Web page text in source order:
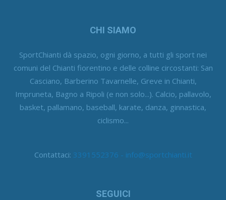
CHI SIAMO
SportChianti dà spazio, ogni giorno, a tutti gli sport nei
comuni del Chianti fiorentino e delle colline circostanti: San
Casciano, Barberino Tavarnelle, Greve in Chianti,
Impruneta, Bagno a Ripoli (e non solo...). Calcio, pallavolo,
basket, pallamano, baseball, karate, danza, ginnastica,
ciclismo...
Contattaci: 3391552376 - info@sportchianti.it
SEGUICI